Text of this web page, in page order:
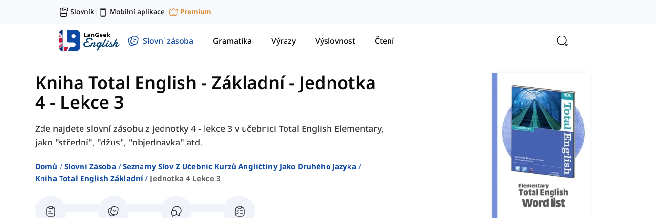
Slovník| Mobilní aplikace| Premium
Slovní zásoba Gramatika Výrazy Výslovnost Čtení
Kniha Total English - Základní- Jednotka
4 - Lekce 3
Zde najdete slovní zásobu z jednotky 4 - lekce 3 v učebnici Total English Elementary,
jako "střední", "džus", "objednávka" atd.
Domů Slovní Zásoba
Seznamy Slov Z Učebnic Kurzů Angličtiny Jako Druhého Jazyka
Kniha Total English Základní
Jednotka 4 Lekce 3